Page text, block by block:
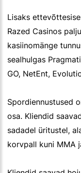
Lisaks
Razed Casinos
kasiinomänge
sealhulgas
GO, NetEnt,
Spordiennustused
osa. Kliendid
sadadel üritustel,
korvpall kuni MMA